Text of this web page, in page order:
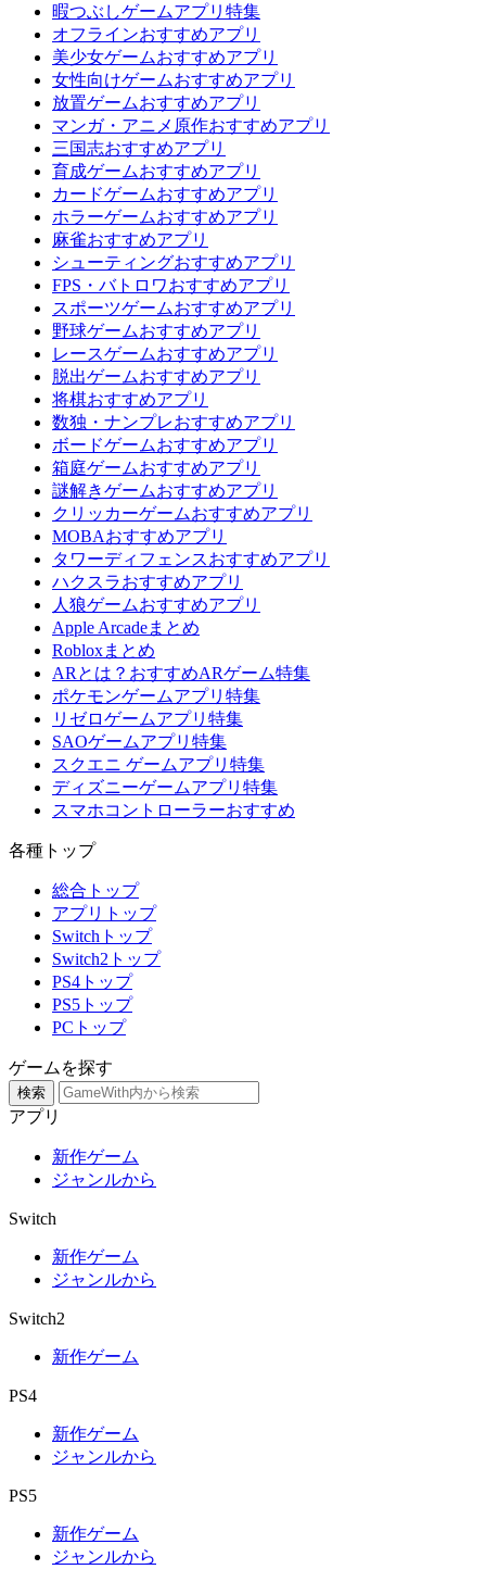
暇つぶしゲームアプリ特集
オフラインおすすめアプリ
美少女ゲームおすすめアプリ
女性向けゲームおすすめアプリ
放置ゲームおすすめアプリ
マンガ・アニメ原作おすすめアプリ
三国志おすすめアプリ
育成ゲームおすすめアプリ
カードゲームおすすめアプリ
ホラーゲームおすすめアプリ
麻雀おすすめアプリ
シューティングおすすめアプリ
FPS・バトロワおすすめアプリ
スポーツゲームおすすめアプリ
野球ゲームおすすめアプリ
レースゲームおすすめアプリ
脱出ゲームおすすめアプリ
将棋おすすめアプリ
数独・ナンプレおすすめアプリ
ボードゲームおすすめアプリ
箱庭ゲームおすすめアプリ
謎解きゲームおすすめアプリ
クリッカーゲームおすすめアプリ
MOBAおすすめアプリ
タワーディフェンスおすすめアプリ
ハクスラおすすめアプリ
人狼ゲームおすすめアプリ
Apple Arcadeまとめ
Robloxまとめ
ARとは？おすすめARゲーム特集
ポケモンゲームアプリ特集
リゼロゲームアプリ特集
SAOゲームアプリ特集
スクエニ ゲームアプリ特集
ディズニーゲームアプリ特集
スマホコントローラーおすすめ
各種トップ
総合トップ
アプリトップ
Switchトップ
Switch2トップ
PS4トップ
PS5トップ
PCトップ
ゲームを探す
検索
アプリ
新作ゲーム
ジャンルから
Switch
新作ゲーム
ジャンルから
Switch2
新作ゲーム
PS4
新作ゲーム
ジャンルから
PS5
新作ゲーム
ジャンルから